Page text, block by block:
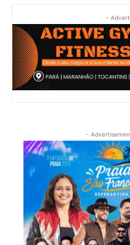
-
-